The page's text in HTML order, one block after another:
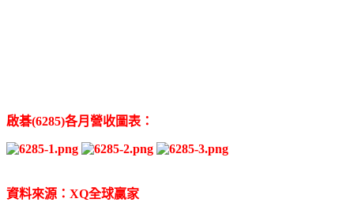
啟碁(6285)各月營收圖表：
資料來源：XQ全球贏家